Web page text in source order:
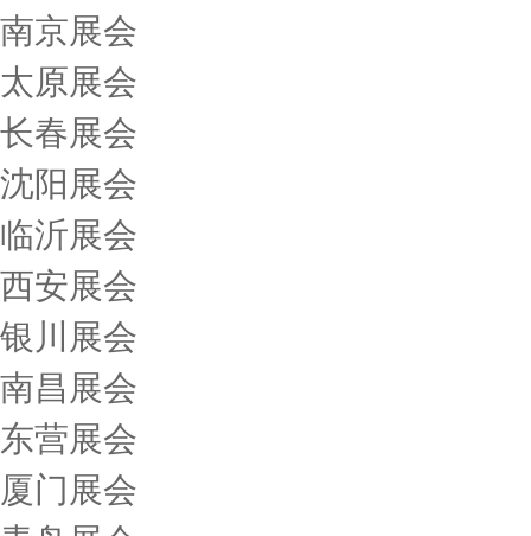
南京展会
太原展会
长春展会
沈阳展会
临沂展会
西安展会
银川展会
南昌展会
东营展会
厦门展会